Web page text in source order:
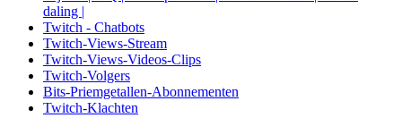
daling |
Twitch - Chatbots
Twitch-Views-Stream
Twitch-Views-Videos-Clips
Twitch-Volgers
Bits-Priemgetallen-Abonnementen
Twitch-Klachten